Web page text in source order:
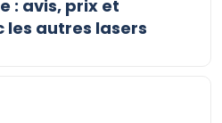
: avis, prix et
autres lasers